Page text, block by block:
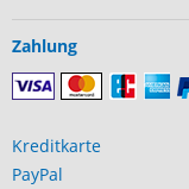
Zahlung
Kreditkarte
PayPal